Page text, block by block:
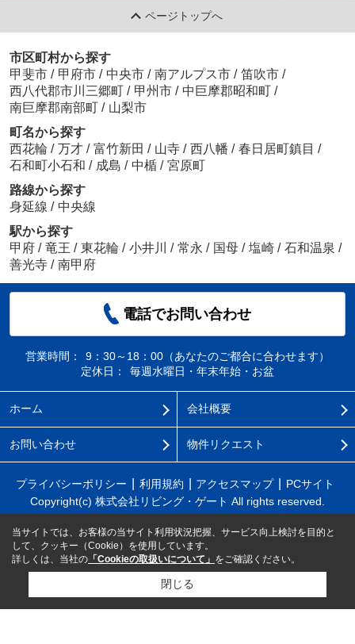
ページトップへ
市区町村から探す
甲斐市 / 甲府市 / 中央市 / 南アルプス市 / 笛吹市 /
西八代郡市川三郷町 / 甲州市 / 中巨摩郡昭和町 /
南巨摩郡南部町 / 山梨市
町名から探す
西花輪 / 万才 / 富竹新田 / 山寺 / 西八幡 / 春日居町鎮目 /
石和町小石和 / 成島 / 中楯 / 宮原町
路線から探す
身延線 / 中央線
駅から探す
甲府 / 竜王 / 東花輪 / 小井川 / 常永 / 国母 / 塩崎 / 石和温泉 /
善光寺 / 南甲府
電話でお問い合わせ
営業時間：
9：30～18：00（あなたのご都合に合わせます）
定休日：
毎週水曜日・年末年始・お盆
ホーム 会社概要
お問い合わせ 物件リクエスト
プライバシーポリシー 利用規約 アクセスマップ
PCサイト
Copyright(c) 株式会社リビング・ゲート All rights reserved.
当サイトでは、お客様の当サイト利用状況把握、サービス向上検討を目的と
して、クッキー（Cookie）を使用しています。
詳しくは、当社の 「Cookieの取扱いについて」 をご確認ください。
閉じる